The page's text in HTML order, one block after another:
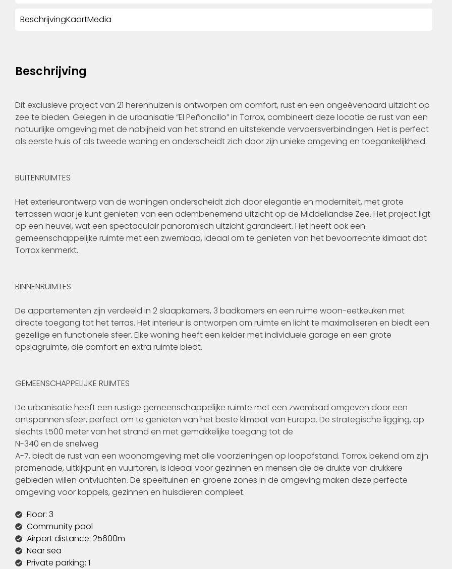
BeschrijvingKaartMedia
Beschrijving
Dit exclusieve project van 21 herenhuizen is ontworpen om comfort, rust en een ongeëvenaard uitzicht op
zee te bieden. Gelegen in de urbanisatie “El Peñoncillo” in Torrox, combineert deze locatie de rust van een
natuurlijke omgeving met de nabijheid van het strand en uitstekende vervoersverbindingen. Het is perfect
als eerste huis of als tweede woning en onderscheidt zich door zijn unieke omgeving en toegankelijkheid.
BUITENRUIMTES
Het exterieurontwerp van de woningen onderscheidt zich door elegantie en moderniteit, met grote
terrassen waar je kunt genieten van een adembenemend uitzicht op de Middellandse Zee. Het project ligt
op een heuvel, wat een spectaculair panoramisch uitzicht garandeert. Het heeft ook een
gemeenschappelijke ruimte met een zwembad, ideaal om te genieten van het bevoorrechte klimaat dat
Torrox kenmerkt.
BINNENRUIMTES
De appartementen zijn verdeeld in 2 slaapkamers, 3 badkamers en een ruime woon-eetkeuken met
directe toegang tot het terras. Het interieur is ontworpen om ruimte en licht te maximaliseren en biedt een
gezellige en functionele sfeer. Elke woning heeft een kelder met individuele garage en een grote
opslagruimte, die comfort en extra ruimte biedt.
GEMEENSCHAPPELIJKE RUIMTES
De urbanisatie heeft een rustige gemeenschappelijke ruimte met een zwembad omgeven door een
ontspannen sfeer, perfect om te genieten van het beste klimaat van Europa. De strategische ligging, op
slechts 1.500 meter van het strand en met gemakkelijke toegang tot de
N-340 en de snelweg
A-7, biedt de rust van een woonomgeving met alle voorzieningen op loopafstand. Torrox, bekend om zijn
promenade, uitkijkpunt en vuurtoren, is ideaal voor gezinnen en mensen die de drukte van drukkere
gebieden willen ontvluchten. De speeltuinen en groene zones in de omgeving maken deze perfecte
omgeving voor koppels, gezinnen en huisdieren compleet.
Floor: 3
Community pool
Airport distance: 25600m
Near sea
Private parking: 1